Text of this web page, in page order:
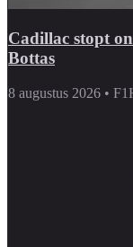
Cadillac stopt
Bottas
8 augustus 2026 •